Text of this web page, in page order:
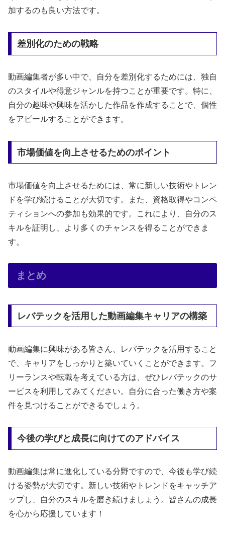
加するのも良い方法です。
差別化のための戦略
動画編集者が多い中で、自分を差別化するためには、独自
のスタイルや得意ジャンルを持つことが重要です。特に、
自分の趣味や興味を活かした作品を作成することで、個性
をアピールすることができます。
市場価値を向上させるためのポイント
市場価値を向上させるためには、常に新しい技術やトレン
ドを学び続けることが大切です。また、資格取得やコンペ
ティションへの参加も効果的です。これにより、自分のス
キルを証明し、より多くのチャンスを得ることができま
す。
まとめ
レバテックを活用した動画編集キャリアの構築
動画編集に興味がある皆さん、レバテックを活用すること
で、キャリアをしっかりと築いていくことができます。フ
リーランスや転職を考えている方は、ぜひレバテックのサ
ービスを利用してみてください。自分に合った働き方や案
件を見つけることができるでしょう。
今後の学びと成長に向けてのアドバイス
動画編集は常に進化している分野ですので、今後も学び続
ける姿勢が大切です。新しい技術やトレンドをキャッチア
ップし、自分のスキルを磨き続けましょう。皆さんの成長
を心から応援しています！